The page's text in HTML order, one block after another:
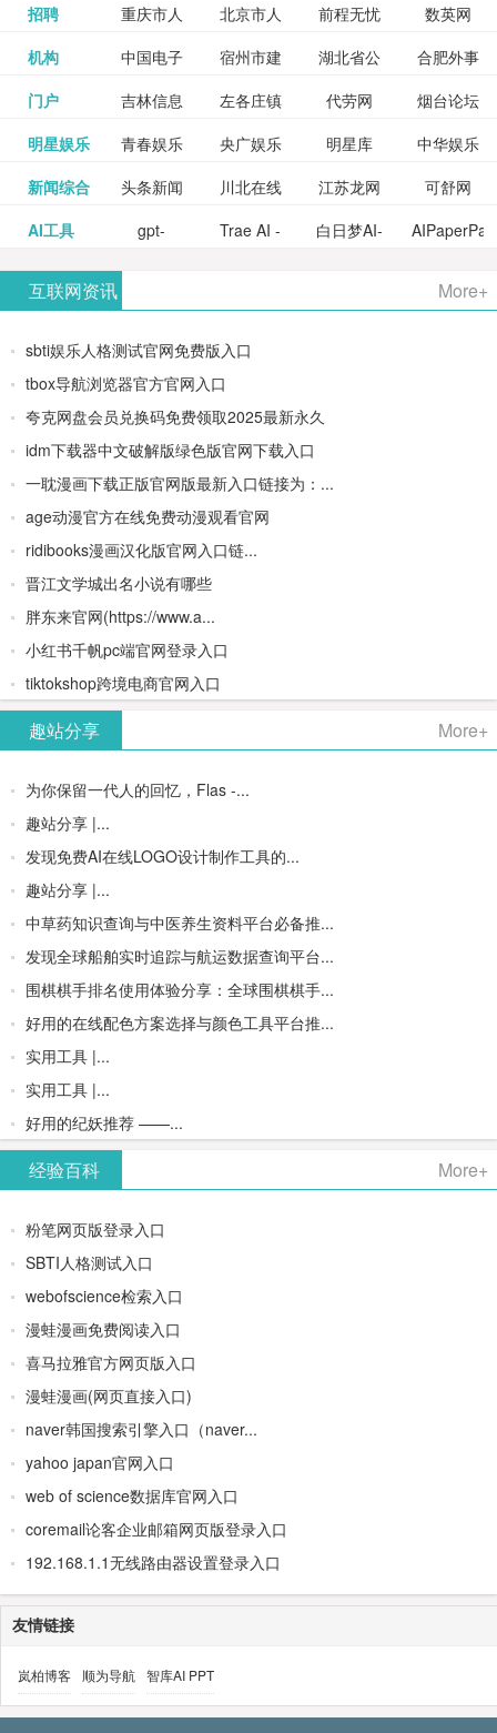
味，豆瓣
电影会推
荐好电影
给你。
网 景点门票
预订
点评-猫途
鹰
北京旅游
网
更多>>
招聘 重庆市人
力资源和
社会保障
北京市人
力资源和
社会保障
前程无忧
招聘网
数英网
聘才网
更多>>
机构 中国电子
检验检疫
业务网
宿州市建
委网
湖北省公
管局
合肥外事
办
湖北省粮
食局
更多>>
门户 吉林信息
网
左各庄镇
论坛
代劳网
烟台论坛
腾讯充值
中心
更多>>
明星娱乐 青春娱乐
网
央广娱乐
网,
明星库 中华娱乐
网
网易娱乐 更多>>
新闻综合 头条新闻 川北在线 江苏龙网
可舒网
巾帼网
更多>>
AI工具 gpt-
OpenAI最
新AI图像
生成器
Trae AI -
境/深度集
成
Doubao-
1.5-pro与
白日梦AI-
- AI论文写
高质量
PPT
互联网资讯 More+
sbti娱乐人格测试官网免费版入口
tbox导航浏览器官方官网入口
夸克网盘会员兑换码免费领取2025最新永久
idm下载器中文破解版绿色版官网下载入口
一耽漫画下载正版官网版最新入口链接为：...
age动漫官方在线免费动漫观看官网
ridibooks漫画汉化版官网入口链...
晋江文学城出名小说有哪些
胖东来官网(https://www.a...
小红书千帆pc端官网登录入口
tiktokshop跨境电商官网入口
趣站分享 More+
为你保留一代人的回忆，Flas -...
趣站分享 |...
发现免费AI在线LOGO设计制作工具的...
趣站分享 |...
中草药知识查询与中医养生资料平台必备推...
发现全球船舶实时追踪与航运数据查询平台...
围棋棋手排名使用体验分享：全球围棋棋手...
好用的在线配色方案选择与颜色工具平台推...
实用工具 |...
实用工具 |...
好用的纪妖推荐 ——...
经验百科 More+
粉笔网页版登录入口
SBTI人格测试入口
webofscience检索入口
漫蛙漫画免费阅读入口
喜马拉雅官方网页版入口
漫蛙漫画(网页直接入口)
naver韩国搜索引擎入口（naver...
yahoo japan官网入口
web of science数据库官网入口
coremail论客企业邮箱网页版登录入口
192.168.1.1无线路由器设置登录入口
友情链接
岚柏博客 顺为导航 智库AI PPT